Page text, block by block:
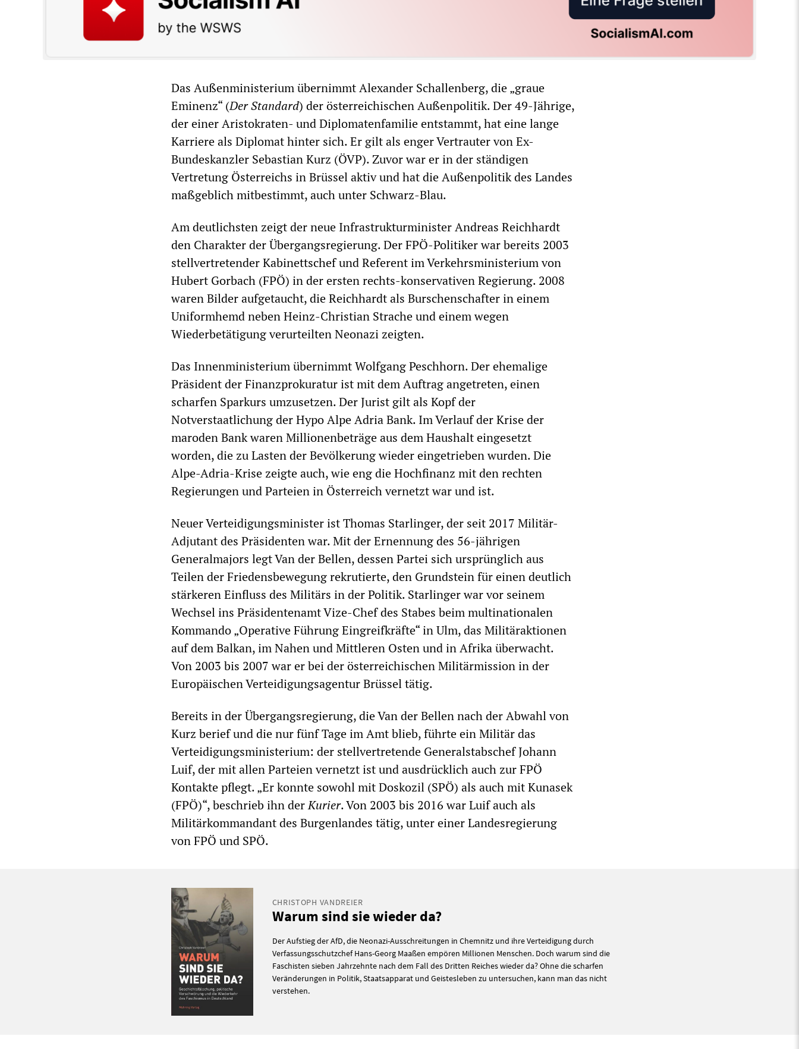
Das Außenministerium übernimmt Alexander Schallenberg, die „graue
Eminenz“ (DerStandard) der österreichischen Außenpolitik. Der 49-Jährige,
der einer Aristokraten- und Diplomatenfamilie entstammt, hat eine lange
Karriere als Diplomat hinter sich. Er gilt als enger Vertrauter von Ex-
Bundeskanzler Sebastian Kurz (ÖVP). Zuvor war er in der ständigen
Vertretung Österreichs in Brüssel aktiv und hat die Außenpolitik des Landes
maßgeblich mitbestimmt, auch unter Schwarz-Blau.
Am deutlichsten zeigt der neue Infrastrukturminister Andreas Reichhardt
den Charakter der Übergangsregierung. Der FPÖ-Politiker war bereits 2003
stellvertretender Kabinettschef und Referent im Verkehrsministerium von
Hubert Gorbach (FPÖ) in der ersten rechts-konservativen Regierung. 2008
waren Bilder aufgetaucht, die Reichhardt als Burschenschafter in einem
Uniformhemd neben Heinz-Christian Strache und einem wegen
Wiederbetätigung verurteilten Neonazi zeigten.
Das Innenministerium übernimmt Wolfgang Peschhorn. Der ehemalige
Präsident der Finanzprokuratur ist mit dem Auftrag angetreten, einen
scharfen Sparkurs umzusetzen. Der Jurist gilt als Kopf der
Notverstaatlichung der Hypo Alpe Adria Bank. Im Verlauf der Krise der
maroden Bank waren Millionenbeträge aus dem Haushalt eingesetzt
worden, die zu Lasten der Bevölkerung wieder eingetrieben wurden. Die
Alpe-Adria-Krise zeigte auch, wie eng die Hochfinanz mit den rechten
Regierungen und Parteien in Österreich vernetzt war und ist.
Neuer Verteidigungsminister ist Thomas Starlinger, der seit 2017 Militär-
Adjutant des Präsidenten war. Mit der Ernennung des 56-jährigen
Generalmajors legt Van der Bellen, dessen Partei sich ursprünglich aus
Teilen der Friedensbewegung rekrutierte, den Grundstein für einen deutlich
stärkeren Einfluss des Militärs in der Politik. Starlinger war vor seinem
Wechsel ins Präsidentenamt Vize-Chef des Stabes beim multinationalen
Kommando „Operative Führung Eingreifkräfte“ in Ulm, das Militäraktionen
auf dem Balkan, im Nahen und Mittleren Osten und in Afrika überwacht.
Von 2003 bis 2007 war er bei der österreichischen Militärmission in der
Europäischen Verteidigungsagentur Brüssel tätig.
Bereits in der Übergangsregierung, die Van der Bellen nach der Abwahl von
Kurz berief und die nur fünf Tage im Amt blieb, führte ein Militär das
Verteidigungsministerium: der stellvertretende Generalstabschef Johann
Luif, der mit allen Parteien vernetzt ist und ausdrücklich auch zur FPÖ
Kontakte pflegt. „Er konnte sowohl mit Doskozil (SPÖ) als auch mit Kunasek
(FPÖ)“, beschrieb ihn derKurier. Von 2003 bis 2016 war Luif auch als
Militärkommandant des Burgenlandes tätig, unter einer Landesregierung
von FPÖ und SPÖ.
CHRISTOPH VANDREIER
Warum sind sie wieder da?
Der Aufstieg der AfD, die Neonazi-Ausschreitungen in Chemnitz und ihre Verteidigung durch
Verfassungsschutzchef Hans-Georg Maaßen empören Millionen Menschen. Doch warum sind die
Faschisten sieben Jahrzehnte nach dem Fall des Dritten Reiches wieder da? Ohne die scharfen
Veränderungen in Politik, Staatsapparat und Geistesleben zu untersuchen, kann man das nicht
verstehen.